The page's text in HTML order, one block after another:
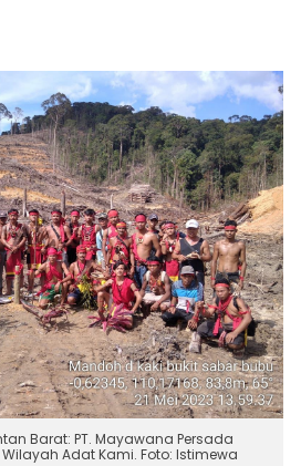
Barat: PT. Mayawana Persada
Adat Kami. Foto: Istimewa